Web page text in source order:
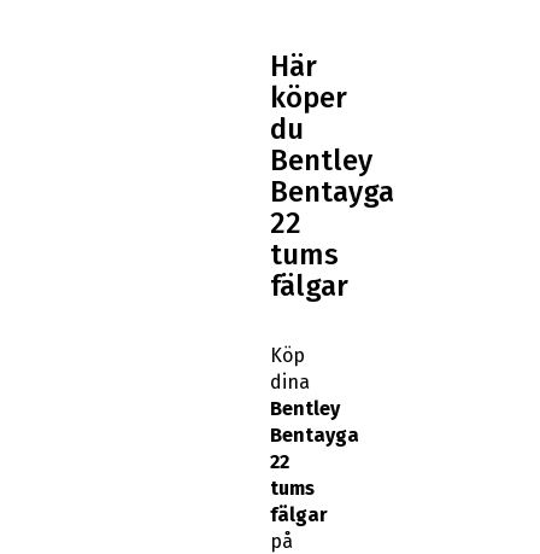
Här
köper
du
Bentley
Bentayga
22
tums
fälgar
Köp
dina
Bentley
Bentayga
22
tums
fälgar
på